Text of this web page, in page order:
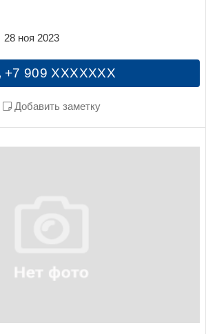
+7 909 XXXXXXX
Добавить заметку
28 ноя 2023